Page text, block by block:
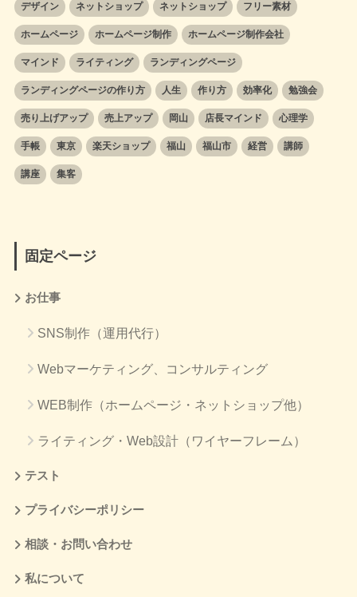
デザイン ネットショップ ネットショップ フリー素材
ホームページ ホームページ制作 ホームページ制作会社
マインド ライティング ランディングページ
ランディングページの作り方 人生 作り方 効率化 勉強会
売り上げアップ 売上アップ 岡山 店長マインド 心理学
手帳 東京 楽天ショップ 福山 福山市 経営 講師
講座 集客
固定ページ
お仕事
SNS制作（運用代行）
Webマーケティング、コンサルティング
WEB制作（ホームページ・ネットショップ他）
ライティング・Web設計（ワイヤーフレーム）
テスト
プライバシーポリシー
相談・お問い合わせ
私について